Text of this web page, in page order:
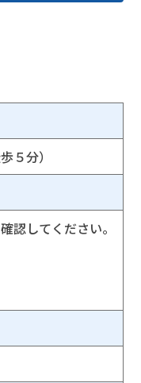
５分）
認してください。